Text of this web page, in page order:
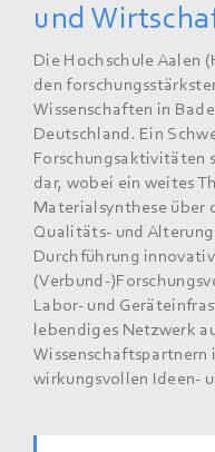
und
Die Hochschule Aalen
den
Wissenschaften in
Deutschland. Ein
dar, wobei ein weites
Materialsynthese über
Qualitäts- und
Durchführung
(Verbund-
Labor- und
lebendiges Netzwerk
Wissenschaftspartnern
wirkungsvollen Ideen-